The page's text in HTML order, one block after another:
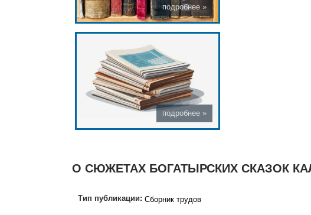
О СЮЖЕТАХ БОГАТЫРСКИХ СКАЗОК
Тип публикации: Сборник трудов